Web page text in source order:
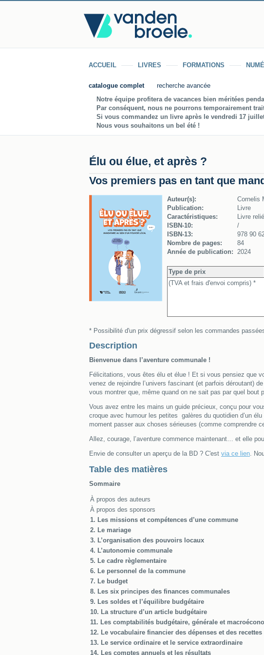
ACCUEIL LIVRES FORMATIONS
catalogue complet
recherche avancée
Notre équipe profitera de vacances bien méritées
Par conséquent, nous ne pourrons temporairement
Si vous commandez un livre après le vendredi 17
Nous vous souhaitons un bel été !
Élu ou élue, et après ?
Vos premiers pas en tant que
Auteur(s):
Cornelis
Publication:
Livre
Caractéristiques:
Livre relié
ISBN-10:
/
ISBN-13:
978 90
Nombre de pages:
84
Année de publication: 2024
Type de prix
(TVA et frais d'envoi compris) *
* Possibilité d'un prix dégressif selon les commandes
Description
Bienvenue dans l’aventure communale !
Félicitations, vous êtes élu et élue ! Et si vous pensiez que
venez de rejoindre l’univers fascinant (et parfois déroutant)
vous montrer que, même quand on ne sait pas par quel
Vous avez entre les mains un guide précieux, conçu pour
croque avec humour les petites galères du quotidien d’un
moment passer aux choses sérieuses (comme comprendre
Allez, courage, l’aventure commence maintenant… et elle
Envie de consulter un aperçu de la BD ? C'est via ce lien.
Table des matières
Sommaire
À propos des auteurs
À propos des sponsors
1. Les missions et compétences d’une commune
2. Le mariage
3. L’organisation des pouvoirs locaux
4. L’autonomie communale
5. Le cadre règlementaire
6. Le personnel de la commune
7. Le budget
8. Les six principes des finances communales
9. Les soldes et l’équilibre budgétaire
10. La structure d’un article budgétaire
11. Les comptabilités budgétaire, générale et
12. Le vocabulaire financier des dépenses et des recettes
13. Le service ordinaire et le service extraordinaire
14. Les comptes annuels et les résultats